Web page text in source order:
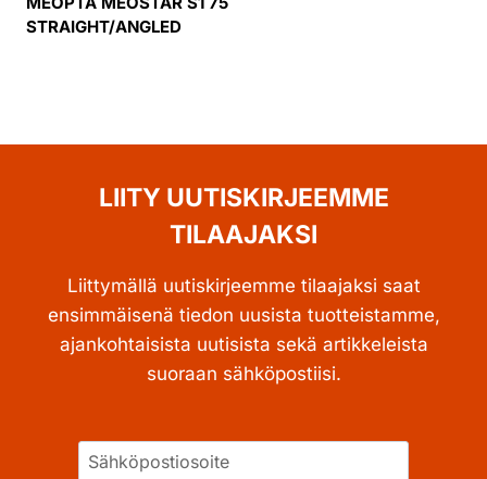
STRAIGHT/ANGLED
LIITY UUTISKIRJEEMME
TILAAJAKSI
Liittymällä uutiskirjeemme tilaajaksi saat
ensimmäisenä tiedon uusista tuotteistamme,
ajankohtaisista uutisista sekä artikkeleista
suoraan sähköpostiisi.